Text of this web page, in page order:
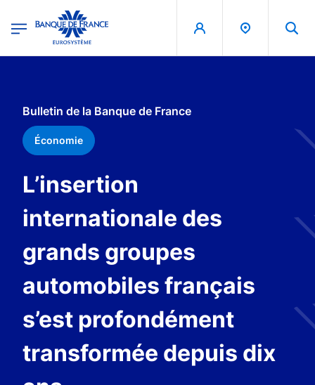
Banque de France - Menu Principal
Bulletin de la Banque de France
Économie
L’insertion
internationale des
grands groupes
automobiles français
s’est profondément
transformée depuis dix